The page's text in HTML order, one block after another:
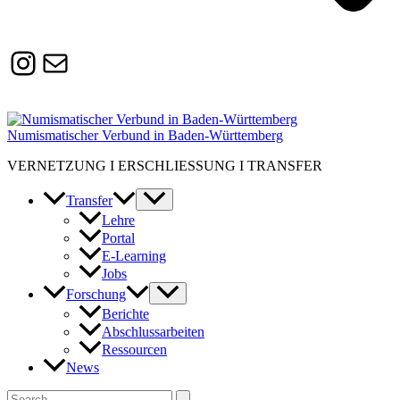
Instagram
Susanne.Boerner@zaw.uni-
heidelberg.de
Numismatischer Verbund in Baden-Württemberg
VERNETZUNG I ERSCHLIESSUNG I TRANSFER
Transfer
Lehre
Portal
E-Learning
Jobs
Forschung
Berichte
Abschlussarbeiten
Ressourcen
News